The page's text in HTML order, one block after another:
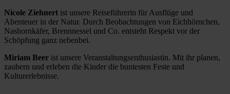
Nicole Ziehnert ist unsere Reiseführerin für Ausflüge und
Abenteuer in der Natur. Durch Beobachtungen von Eichhörnchen,
Nashornkäfer, Brennnessel und Co. entsteht Respekt vor der
Schöpfung ganz nebenbei.
Miriam Beer ist unsere Veranstaltungsenthusiastin. Mit ihr planen,
zaubern und erleben die Kinder die buntesten Feste und
Kulturerlebnisse.